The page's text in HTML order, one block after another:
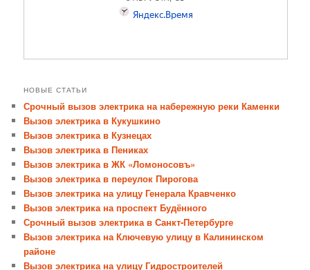
НОВЫЕ СТАТЬИ
Срочный вызов электрика на набережную реки Каменки
Вызов электрика в Кукушкино
Вызов электрика в Кузнецах
Вызов электрика в Пениках
Вызов электрика в ЖК «Ломоносовъ»
Вызов электрика в переулок Пирогова
Вызов электрика на улицу Генерала Кравченко
Вызов электрика на проспект Будённого
Срочный вызов электрика в Санкт-Петербурге
Вызов электрика на Ключевую улицу в Калининском
районе
Вызов электрика на улицу Гидростроителей